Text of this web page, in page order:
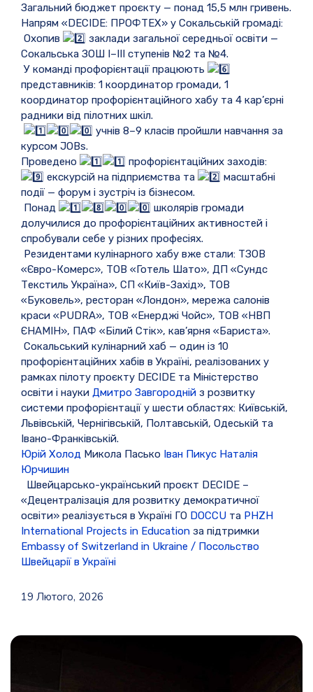
Загальний бюджет проєкту — понад 15,5 млн гривень.
Напрям «DECIDE: ПРОФТЕХ» у Сокальській громаді:
Охопив
заклади загальної середньої освіти —
Сокальська ЗОШ І–ІІІ ступенів №2 та №4.
У команді профорієнтації працюють
представників: 1 координатор громади, 1
координатор профорієнтаційного хабу та 4 кар’єрні
радники від пілотних шкіл.
учнів 8–9 класів пройшли навчання за
курсом JOBs.
Проведено
профорієнтаційних заходів:
екскурсій на підприємства та
масштабні
події — форум і зустріч із бізнесом.
Понад
школярів громади
долучилися до профорієнтаційних активностей і
спробували себе у різних професіях.
Резидентами кулінарного хабу вже стали: ТЗОВ
«Євро-Комерс», ТОВ «Готель Шато», ДП «Сундс
Текстиль Україна», СП «Київ-Захід», ТОВ
«Буковель», ресторан «Лондон», мережа салонів
краси «PUDRA», ТОВ «Енерджі Чойс», ТОВ «НВП
ЄНАМІН», ПАФ «Білий Стік», кав’ярня «Бариста».
Сокальський кулінарний хаб — один із 10
профорієнтаційних хабів в Україні, реалізованих у
рамках пілоту проєкту DECIDE та Міністерство
освіти і науки Дмитро Завгородній з розвитку
системи профорієнтації у шести областях: Київській,
Львівській, Чернігівській, Полтавській, Одеській та
Івано-Франківській.
Юрій Холод Микола Пасько Іван Пикус Наталія
Юрчишин
Швейцарсько-український проєкт DECIDE –
«Децентралізація для розвитку демократичної
освіти» реалізується в Україні ГО DOCCU та PHZH
International Projects in Education за підтримки
Embassy of Switzerland in Ukraine / Посольство
Швейцарії в Україні
19 Лютого, 2026